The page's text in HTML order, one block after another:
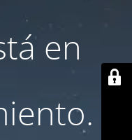
en